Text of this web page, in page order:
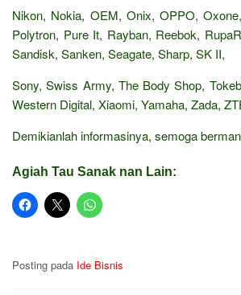
Nikon, Nokia, OEM, Onix, OPPO, Oxone,
Polytron, Pure It, Rayban, Reebok,
Sandisk, Sanken, Seagate, Sharp, SK II,
Sony, Swiss Army, The Body Shop,
Western Digital, Xiaomi, Yamaha, Zada,
Demikianlah informasinya, semoga
Agiah Tau Sanak nan Lain:
Posting pada Ide Bisnis